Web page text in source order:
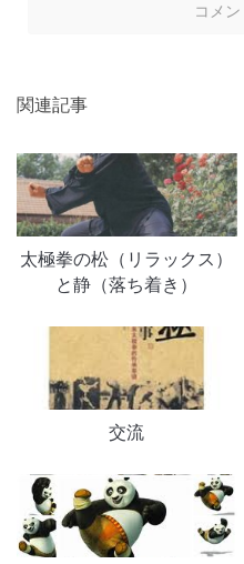
関連記事
太極拳の松（リラックス）
と静（落ち着き）
交流